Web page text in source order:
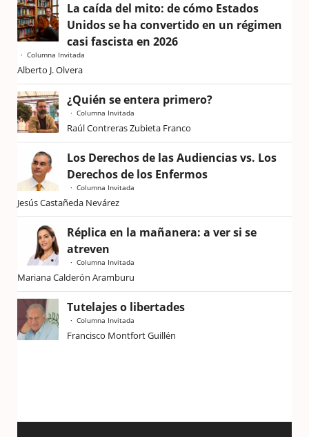
La caída del mito: de cómo Estados
Unidos se ha convertido en un régimen
casi fascista en 2026
Columna Invitada
Alberto J. Olvera
¿Quién se entera primero?
Columna Invitada
Raúl Contreras Zubieta Franco
Los Derechos de las Audiencias vs. Los
Derechos de los Enfermos
Columna Invitada
Jesús Castañeda Nevárez
Réplica en la mañanera: a ver si se
atreven
Columna Invitada
Mariana Calderón Aramburu
Tutelajes o libertades
Columna Invitada
Francisco Montfort Guillén